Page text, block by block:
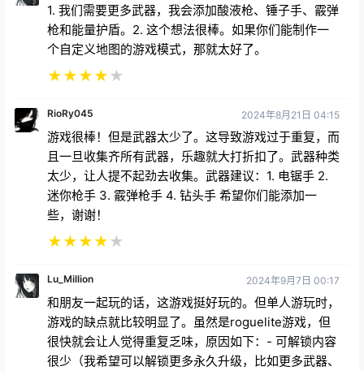
1. 我们需要更多武器，我会添加酸液枪、锤子手、霰弹
枪和能量护盾。2. 这个想法很棒。如果你们能制作一
个自定义地图的游戏模式，那就太好了。
★★★★★
RioRy045 2024年8月21日 04:15
游戏很棒！但是武器太少了。这导致游戏过于重复，而
且一旦收集齐所有武器，乐趣就大打折扣了。武器种类
太少，让人提不起劲去收集。武器建议：1. 电锯手 2.
迷你枪手 3. 霰弹枪手 4. 钻头手 希望你们能添加一
些，谢谢！
★★★★★
Lu_Million 2024年9月7日 00:17
和朋友一起玩的话，这游戏挺好玩的。但单人游玩时，
游戏的缺点就比较明显了。虽然是roguelite游戏，但
很快就会让人觉得重复乏味，原因如下：- 可解锁内容
很少（我希望可以解锁更多永久升级，比如更多武器、